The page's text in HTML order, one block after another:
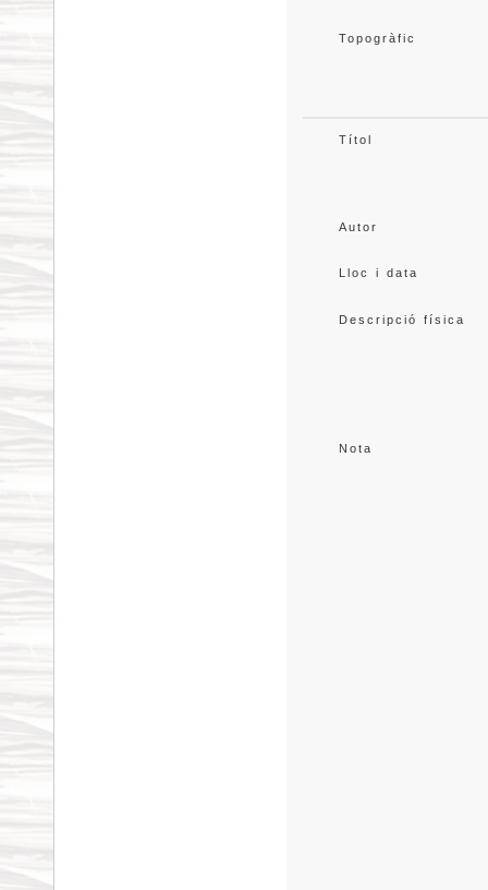
Topogràfic
Títol
Autor
Lloc i data
Descripció física
Nota